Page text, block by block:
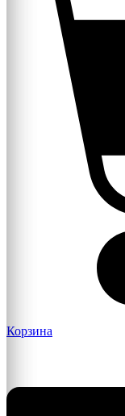
Корзина